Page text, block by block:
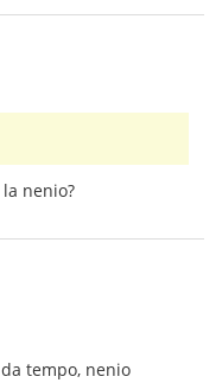
nenio?
tempo, nenio